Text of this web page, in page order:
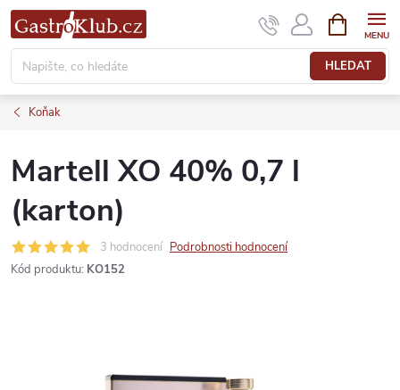
Přejít
na
obsah
HLEDAT
NÁKUPNÍ
KOŠÍK
Koňak
Martell XO 40% 0,7 l
(karton)
3 hodnocení Podrobnosti hodnocení
Kód produktu: KO152